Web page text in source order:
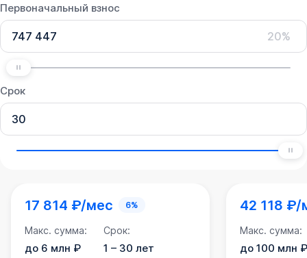
Первоначальный взнос
20%
Срок
17 814 ₽/мес 6%
Макс. сумма:
до 6 млн ₽
Срок:
1 – 30 лет
42 118 ₽/
Макс. сумма:
до 100 млн ₽